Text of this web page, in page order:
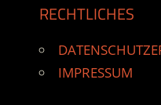
RECHTLICHES
IMPRESSUM